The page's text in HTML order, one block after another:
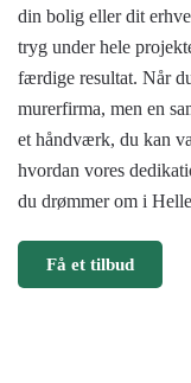
din bolig eller dit
tryg under hele
færdige resultat. Når
murerfirma, men en
et håndværk, du kan
hvordan vores
du drømmer om i
Få et tilbud